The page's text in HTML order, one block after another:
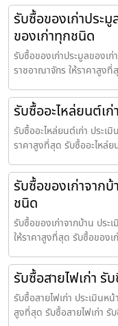
รับซื้อของเก่าประ
ของเก่าทุกชนิด
รับซื้อของเก่าประมูลของเ
ราชอาณาจักร ให้ราคาสูงที่
รับซื้ออะไหล่ยนต์เ
รับซื้ออะไหล่ยนต์เก่า ประเ
ราคาสูงที่สุด รับซื้ออะไหล่ย
รับซื้อของเก่าจาก
ชนิด
รับซื้อของเก่าจากบ้าน ปร
ให้ราคาสูงที่สุด รับซื้อของเ
รับซื้อสายไฟเก่า รั
รับซื้อสายไฟเก่า ประเมินห
สูงที่สุด รับซื้อสายไฟเก่า รั